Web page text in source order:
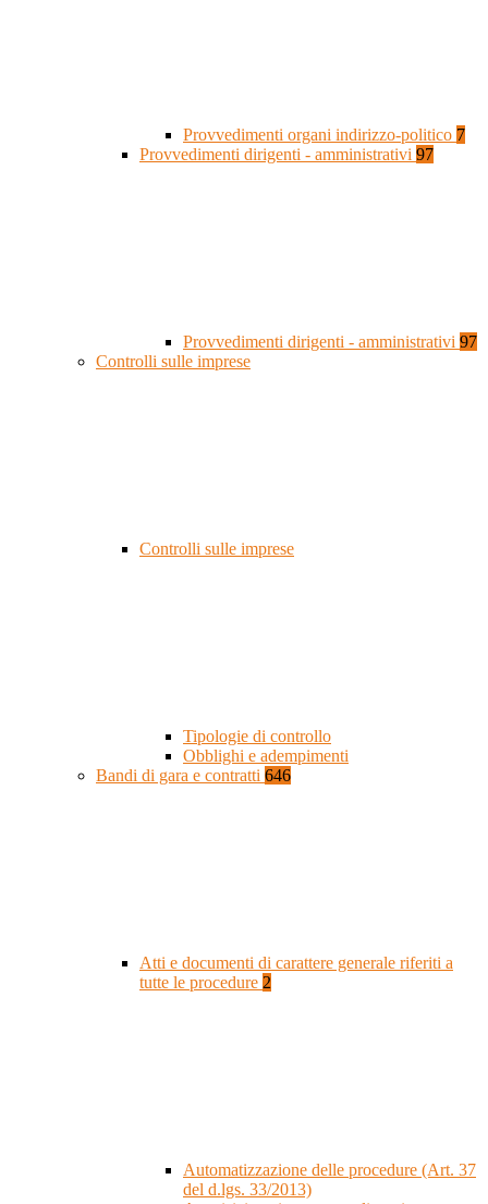
Provvedimenti organi indirizzo-politico 7
Provvedimenti dirigenti - amministrativi 97
Provvedimenti dirigenti - amministrativi 97
Controlli sulle imprese
Controlli sulle imprese
Tipologie di controllo
Obblighi e adempimenti
Bandi di gara e contratti 646
Atti e documenti di carattere generale riferiti a
tutte le procedure 2
Automatizzazione delle procedure (Art. 37
del d.lgs. 33/2013)